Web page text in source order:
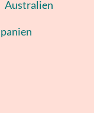
Australien